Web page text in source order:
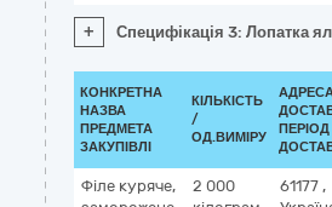
+ Специфікація 3: Лопатка
КОНКРЕТНА
НАЗВА
ПРЕДМЕТА
ЗАКУПІВЛІ
КІЛЬКІСТЬ
/
ОД.ВИМІРУ
ПЕРІОД
Філе куряче,
2 000
61177 ,